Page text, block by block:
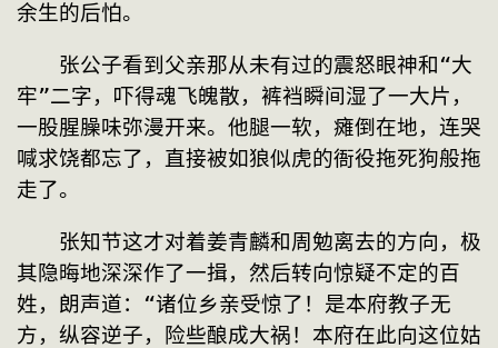
余生的后怕。
张公子看到父亲那从未有过的震怒眼神和“大
牢”二字，吓得魂飞魄散，裤裆瞬间湿了一大片，
一股腥臊味弥漫开来。他腿一软，瘫倒在地，连哭
喊求饶都忘了，直接被如狼似虎的衙役拖死狗般拖
走了。
张知节这才对着姜青麟和周勉离去的方向，极
其隐晦地深深作了一揖，然后转向惊疑不定的百
姓，朗声道：“诸位乡亲受惊了！是本府教子无
方，纵容逆子，险些酿成大祸！本府在此向这位姑